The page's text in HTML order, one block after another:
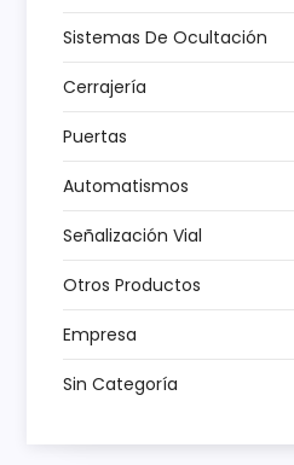
e
e
n
t
r
a
d
a
Sistemas De Ocultación
Cerrajería
Puertas
Automatismos
Señalización Vial
Otros Productos
Empresa
Sin Categoría